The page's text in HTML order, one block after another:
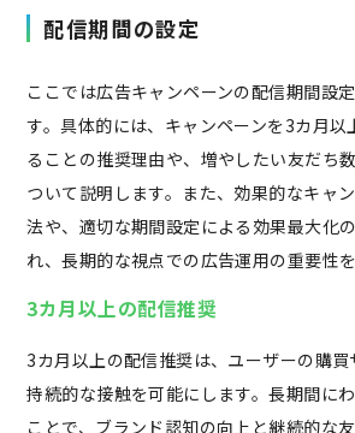
配信期間の設定
ここでは広告キャンペーンの配信期間設
す。具体的には、キャンペーンを3カ月以
ることの推奨理由や、増やしたい友だち
ついて説明します。また、効果的なキャ
法や、適切な期間設定による効果最大化
れ、長期的な視点での広告運用の重要性を
3カ月以上の配信推奨
3カ月以上の配信推奨は、ユーザーの購
持続的な接触を可能にします。長期間に
ことで、ブランド認知の向上と継続的な